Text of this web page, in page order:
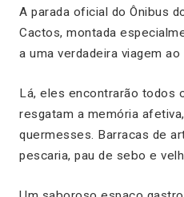
A parada oficial do Ônibus
Cactos, montada
a uma verdadeira viagem ao
Lá, eles encontrarão todos
resgatam a memória
quermesses. Barracas de
pescaria, pau de sebo e